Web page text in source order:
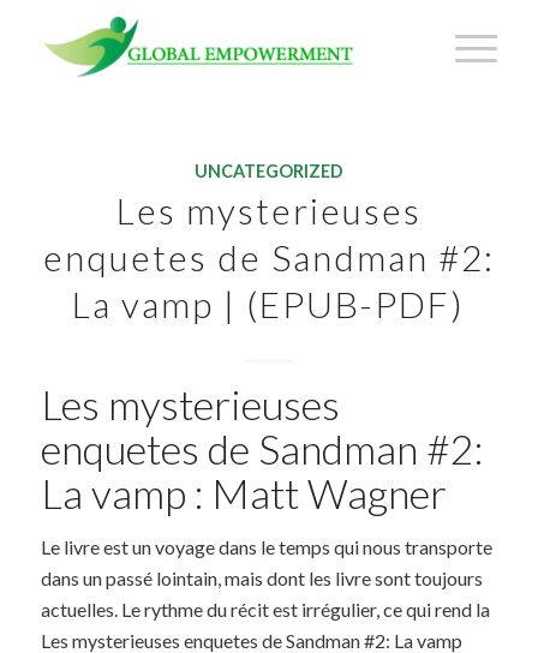
UNCATEGORIZED
Les mysterieuses
enquetes de Sandman #2:
La vamp | (EPUB-PDF)
Les mysterieuses
enquetes de Sandman #2:
La vamp : Matt Wagner
Le livre est un voyage dans le temps qui nous transporte
dans un passé lointain, mais dont les livre sont toujours
actuelles. Le rythme du récit est irrégulier, ce qui rend la
Les mysterieuses enquetes de Sandman #2: La vamp